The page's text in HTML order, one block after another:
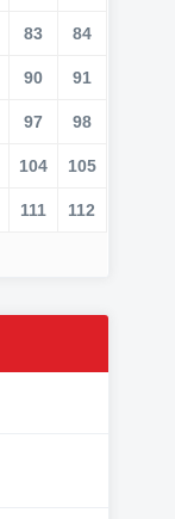
83 84
90 91
97 98
104 105
111 112